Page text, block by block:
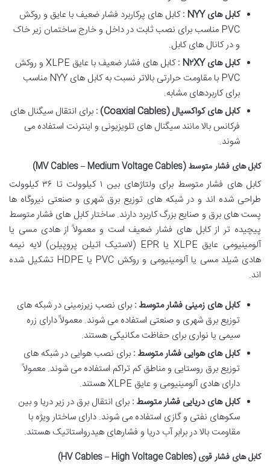
کابل هایNYY
:کابل های پرکاربرد فشار ضعیف با عایق و روکش
PVC مناسب برای نصب ثابت در داخل و خارج ساختمان زیر خاک
و در کانال های کابل.
کابل هایN ۲XY
:
کابل های فشار ضعیف با عایق XLPE و روکش
PVC با مقاومت حرارتی بالاتر نسبت به کابل های NYY مناسب
برای کاربردهای مشابه.
کابل های کواکسیال(Coaxial Cables)
: برای انتقال سیگنال های
فرکانس بالا مانند سیگنال های تلویزیونی و اینترنت استفاده می
شوند.
کابل های فشار متوسط (MV Cables – Medium Voltage Cables)
کابل های فشار متوسط برای ولتاژهای بین ۱ کیلوولت تا ۳۶ کیلوولت
طراحی شده اند و در شبکه های توزیع برق شهری و صنعتی نیروگاه ها
پست های برق و صنایع بزرگ کاربرد دارند. ساختار کابل های فشار متوسط
پیچیده تر از کابل های فشار ضعیف است و معمولاً از هادی مسی یا
آلومینیومی عایق XLPE یا EPR (لاستیک اتیلن پروپیلن) لایه نیمه
هادی شیلد مسی یا آلومینیومی و روکش PVC یا HDPE تشکیل شده
اند.
کابل های زمینی فشار متوسط : برای نصب زیرزمینی در شبکه های
توزیع برق شهری و صنعتی استفاده می شوند. معمولاً دارای زره
سیمی یا نواری برای حفاظت مکانیکی هستند.
کابل های هوایی فشار متوسط : برای نصب هوایی در شبکه های
توزیع برق روستایی و مناطق کم تراکم استفاده می شوند. معمولاً
دارای هادی آلومینیومی و عایق XLPE هستند.
کابل های دریایی فشار متوسط : برای انتقال برق در زیر دریا و بین
سکوهای نفتی و گازی استفاده می شوند. دارای ساختار ویژه با
مقاومت بالا در برابر آب دریا و فشارهای هیدرواستاتیک هستند.
کابل های فشار قوی (HV Cables – High Voltage Cables)